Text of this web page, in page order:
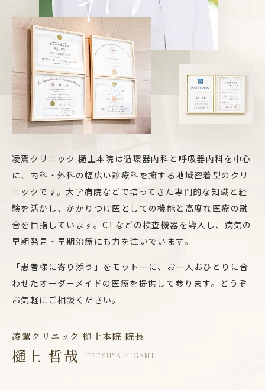
凌駕クリニック 樋上本院は循環器内科と呼吸器内科を中心
に、内科・外科の幅広い診療科を擁する地域密着型のクリ
ニックです。大学病院などで培ってきた専門的な知識と経
験を活かし、かかりつけ医としての機能と高度な医療の融
合を目指しています。CTなどの検査機器を導入し、病気の
早期発見・早期治療にも力を注いでいます。
「患者様に寄り添う」をモットーに、お一人おひとりに合
わせたオーダーメイドの医療を提供して参ります。どうぞ
お気軽にご相談ください。
凌駕クリニック 樋上本院 院長
樋上 哲哉 TETSUYA HIGAMI